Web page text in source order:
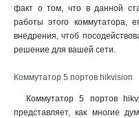
факт о том, что в данной
работы этого коммутатора,
внедрения, чтоб
решение для вашей сети.
Коммутатор 5 портов hikvision
Коммутатор 5 портов
представляет, как многие